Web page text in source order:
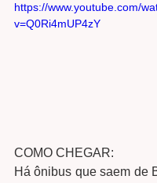
https://www.youtube.com/
v=Q0Ri4mUP4zY
COMO CHEGAR:
Há ônibus que saem de